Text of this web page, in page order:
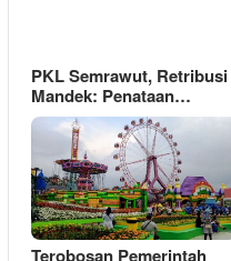
PKL Semrawut, Retribusi
Mandek: Penataan…
Terobosan Pemerintah